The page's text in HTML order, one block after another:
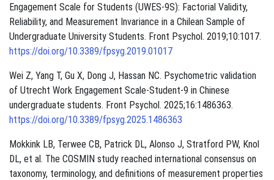
Engagement Scale for Students (UWES-9S): Factorial Validity,
Reliability, and Measurement Invariance in a Chilean Sample of
Undergraduate University Students. Front Psychol. 2019;10:1017.
https://doi.org/10.3389/fpsyg.2019.01017
Wei Z, Yang T, Gu X, Dong J, Hassan NC. Psychometric validation
of Utrecht Work Engagement Scale-Student-9 in Chinese
undergraduate students. Front Psychol. 2025;16:1486363.
https://doi.org/10.3389/fpsyg.2025.1486363
Mokkink LB, Terwee CB, Patrick DL, Alonso J, Stratford PW, Knol
DL, et al. The COSMIN study reached international consensus on
taxonomy, terminology, and definitions of measurement properties